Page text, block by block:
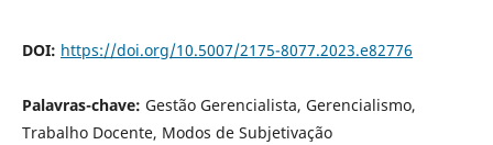
DOI: https://doi.org/10.5007/2175-8077.2023.e82776
Palavras-chave: Gestão Gerencialista, Gerencialismo,
Trabalho Docente, Modos de Subjetivação